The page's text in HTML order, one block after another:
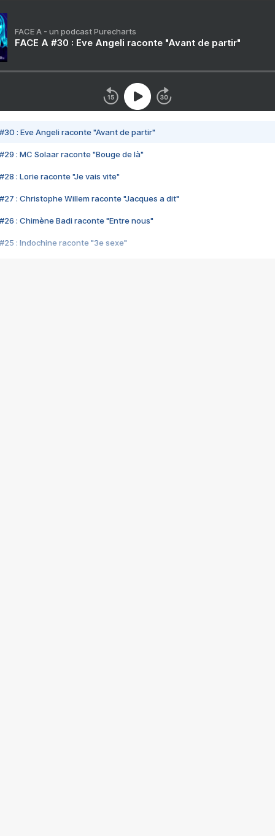
FACE A - un podcast Purecharts
FACE A #30 : Eve Angeli raconte "Avant de partir"
#30 : Eve Angeli raconte "Avant de partir"
#29 : MC Solaar raconte "Bouge de là"
#28 : Lorie raconte "Je vais vite"
#27 : Christophe Willem raconte "Jacques a dit"
#26 : Chimène Badi raconte "Entre nous"
#25 : Indochine raconte "3e sexe"